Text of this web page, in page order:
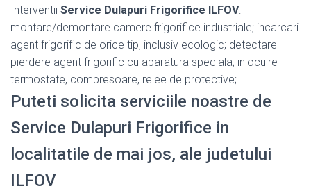
Interventii Service Dulapuri Frigorifice ILFOV:
montare/demontare camere frigorifice industriale; incarcari
agent frigorific de orice tip, inclusiv ecologic; detectare
pierdere agent frigorific cu aparatura speciala; inlocuire
termostate, compresoare, relee de protective;
Puteti solicita serviciile noastre de
Service Dulapuri Frigorifice in
localitatile de mai jos, ale judetului
ILFOV